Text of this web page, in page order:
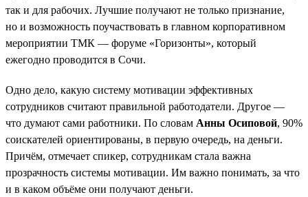
так и для рабочих. Лучшие получают не только признание,
но и возможность поучаствовать в главном корпоративном
мероприятии ТМК — форуме «Горизонты», который
ежегодно проводится в Сочи.
Одно дело, какую систему мотивации эффективных
сотрудников считают правильной работодатели. Другое —
что думают сами работники. По словам Анны Осиповой, 90%
соискателей ориентированы, в первую очередь, на деньги.
Причём, отмечает спикер, сотрудникам стала важна
прозрачность системы мотивации. Им важно понимать, за что
и в каком объёме они получают деньги.